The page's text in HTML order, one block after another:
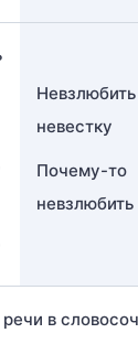
Невзлюбить
невестку
Почему-то
невзлюбить
в